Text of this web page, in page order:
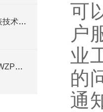
YTZ-150(电阻）远传压力表技术参数
防震四线制PT1000铂电阻WZPK1-221产品介绍
可
户
业
的
通